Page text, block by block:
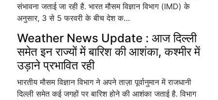
संभावना जताई जा रही है. भारत मौसम विज्ञान विभाग (IMD) के
अनुसार, 3 से 5 फरवरी के बीच देश क…
Weather News Update : आज दिल्ली
समेत इन राज्यों में बारिश की आशंका, कश्मीर में
उड़ाने प्रभावित रही
भारतीय मौसम विज्ञान विभाग ने अपने ताज़ा पूर्वानुमान में राजधानी
दिल्ली समेत कई जगहों पर बारिश होने की आशंका जताई है. विभाग